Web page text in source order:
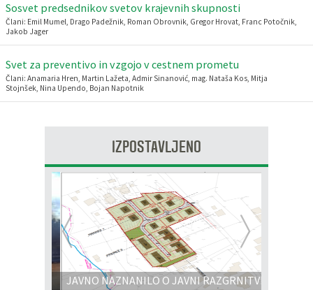
Sosvet predsednikov svetov krajevnih skupnosti
Člani: Emil Mumel, Drago Padežnik, Roman Obrovnik, Gregor Hrovat, Franc Potočnik,
Jakob Jager
Svet za preventivo in vzgojo v cestnem prometu
Člani: Anamaria Hren, Martin Lažeta, Admir Sinanović, mag. Nataša Kos, Mitja
Stojnšek, Nina Upendo, Bojan Napotnik
IZPOSTAVLJENO
JAVNO NAZNANILO O JAVNI RAZGRNITVI
Prejšnja